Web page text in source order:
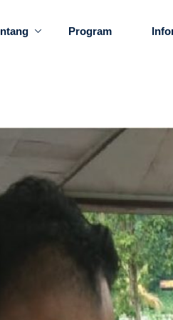
Program